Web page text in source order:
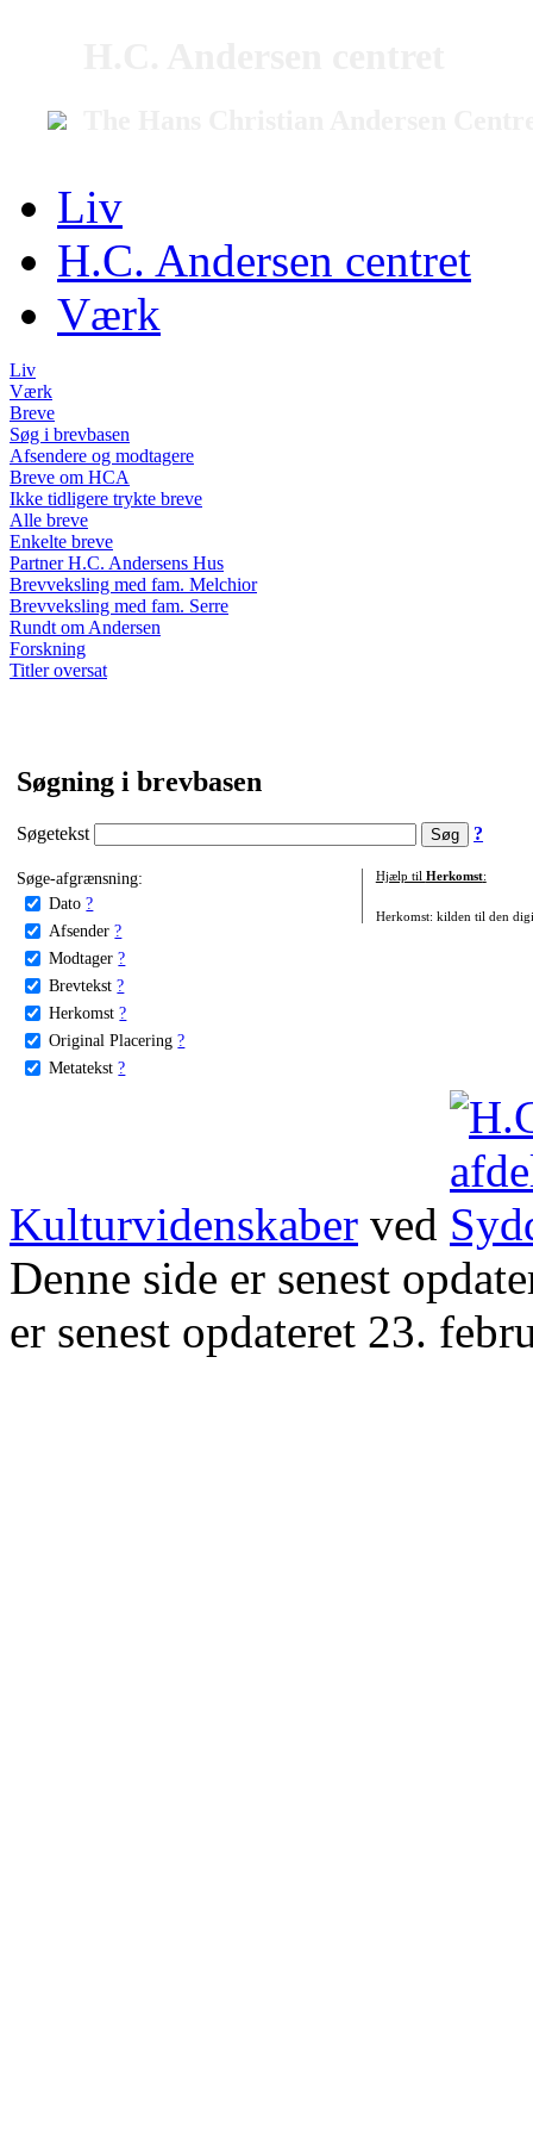
Liv
H.C. Andersen centret
Værk
Liv
Værk
Breve
Søg i brevbasen
Afsendere og modtagere
Breve om HCA
Ikke tidligere trykte breve
Alle breve
Enkelte breve
Partner H.C. Andersens Hus
Brevveksling med fam. Melchior
Brevveksling med fam. Serre
Rundt om Andersen
Forskning
Titler oversat
Søgning i brevbasen
Søgetekst ?
Søge-afgrænsning:
Dato ?
Afsender ?
Modtager ?
Brevtekst ?
Herkomst ?
Original Placering ?
Metatekst ?
Hjælp til Herkomst:
Herkomst: kilden til den
Kulturvidenskaber ved
Denne side er senest
er senest opdateret 23.